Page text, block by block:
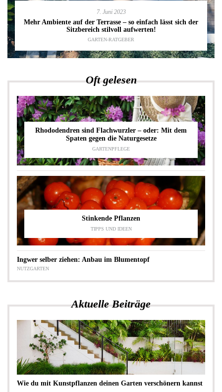
7. Juni 2023
Mehr Ambiente auf der Terrasse – so einfach lässt sich der
Sitzbereich stilvoll aufwerten!
GARTEN-RATGEBER
Oft gelesen
Rhododendren sind Flachwurzler – oder: Mit dem
Spaten gegen die Naturgesetze
GARTENPFLEGE
Stinkende Pflanzen
TIPPS UND IDEEN
Ingwer selber ziehen: Anbau im Blumentopf
NUTZGARTEN
Aktuelle Beiträge
Wie du mit Kunstpflanzen deinen Garten verschönern kannst